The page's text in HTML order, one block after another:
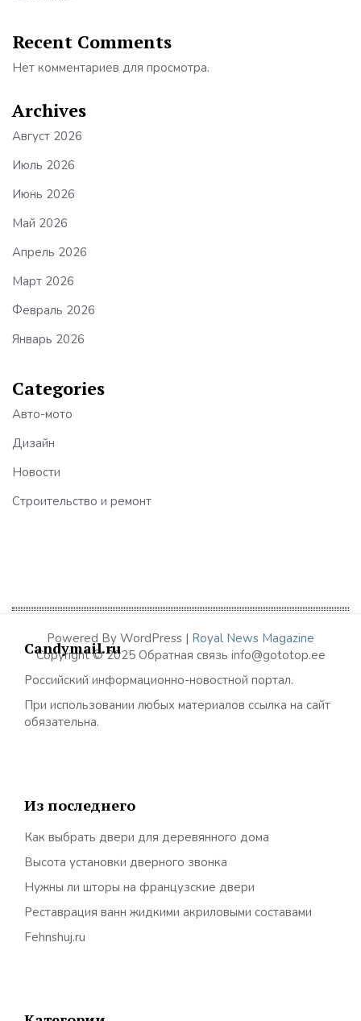
Recent Comments
Нет комментариев для просмотра.
Archives
Август 2026
Июль 2026
Июнь 2026
Май 2026
Апрель 2026
Март 2026
Февраль 2026
Январь 2026
Categories
Авто-мото
Дизайн
Новости
Строительство и ремонт
Candymail.ru
Российский информационно-новостной портал.
При использовании любых материалов ссылка на сайт
обязательна.
Из последнего
Как выбрать двери для деревянного дома
Высота установки дверного звонка
Нужны ли шторы на французские двери
Реставрация ванн жидкими акриловыми составами
Fehnshuj.ru
Powered By WordPress | Royal News Magazine
Copyright © 2025 Обратная связь info@gototop.ee